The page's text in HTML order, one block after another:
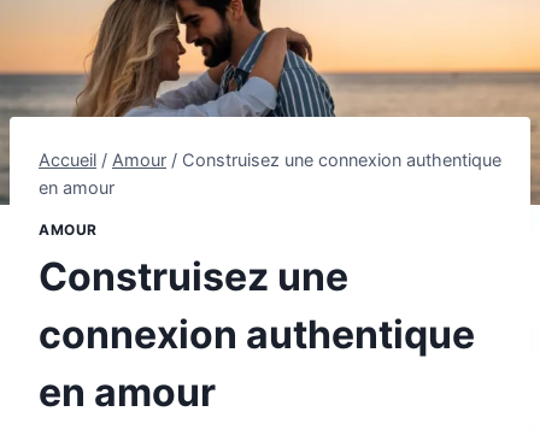
Accueil / Amour / Construisez une connexion authentique
en amour
AMOUR
Construisez une
connexion authentique
en amour